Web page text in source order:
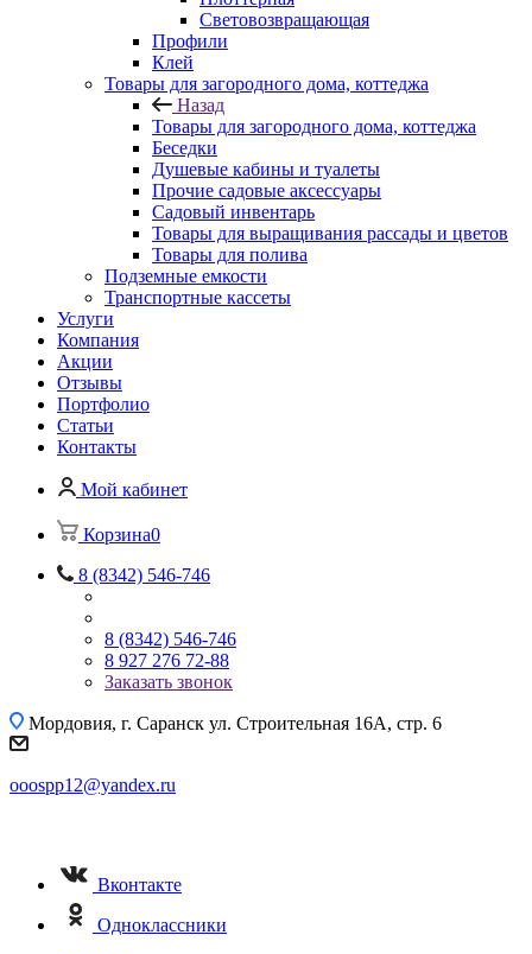
Световозвращающая
Профили
Клей
Товары для загородного дома, коттеджа
Назад
Товары для загородного дома, коттеджа
Беседки
Душевые кабины и туалеты
Прочие садовые аксессуары
Садовый инвентарь
Товары для выращивания рассады и цветов
Товары для полива
Подземные емкости
Транспортные кассеты
Услуги
Компания
Акции
Отзывы
Портфолио
Статьи
Контакты
Мой кабинет
Корзина0
8 (8342) 546-746
8 (8342) 546-746
8 927 276 72-88
Заказать звонок
Мордовия, г. Саранск ул. Строительная 16A, стр. 6
ooospp12@yandex.ru
Вконтакте
Одноклассники